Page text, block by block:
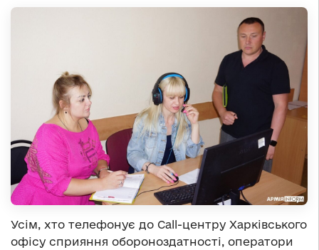
Усім, хто телефонує до Call-центру Харківського
офісу сприяння обороноздатності, оператори